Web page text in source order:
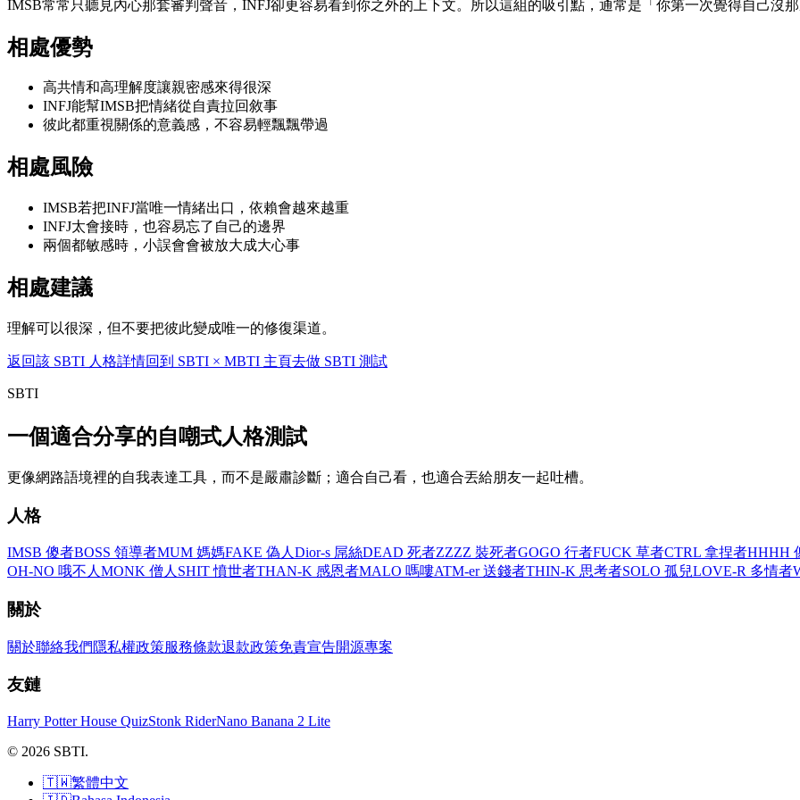
IMSB常常只聽見內心那套審判聲音，INFJ卻更容易看到你之外的上下文。所以這組的吸引點，通常是「你第一次覺得自己沒那
相處優勢
高共情和高理解度讓親密感來得很深
INFJ能幫IMSB把情緒從自責拉回敘事
彼此都重視關係的意義感，不容易輕飄飄帶過
相處風險
IMSB若把INFJ當唯一情緒出口，依賴會越來越重
INFJ太會接時，也容易忘了自己的邊界
兩個都敏感時，小誤會會被放大成大心事
相處建議
理解可以很深，但不要把彼此變成唯一的修復渠道。
返回該 SBTI 人格詳情回到 SBTI × MBTI 主頁去做 SBTI 測試
SBTI
一個適合分享的自嘲式人格測試
更像網路語境裡的自我表達工具，而不是嚴肅診斷；適合自己看，也適合丟給朋友一起吐槽。
人格
IMSB 傻者BOSS 領導者MUM 媽媽FAKE 偽人 Dior-s 屌絲DEAD 死者ZZZZ 裝死者GOGO 行者FUCK 草者CTRL 拿捏者HHHH
OH-NO 哦不人 MONK 僧人 SHIT 憤世者THAN-K 感恩者MALO 嗎嘍ATM-er 送錢者THIN-K 思考者SOLO 孤兒LOVE-R 多情者
關於
關於聯絡我們 隱私權政策服務條款退款政策免責宣告開源專案
友鏈
Harry Potter House QuizStonk RiderNano Banana 2 Lite
© 2026 SBTI.
🇹🇼繁體中文